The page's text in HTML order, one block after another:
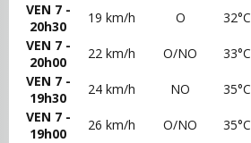
VEN 7 -
20h30
19 km/h O 32°C
VEN 7 -
20h00
22 km/h O/NO 33°C
VEN 7 -
19h30
24 km/h NO 35°C
VEN 7 -
19h00
26 km/h O/NO 35°C